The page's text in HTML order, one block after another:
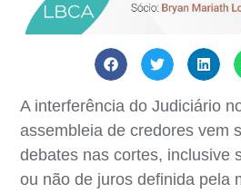
A interferência do Judiciário
assembleia de credores vem
debates nas cortes, inclusive
ou não de juros definida pela